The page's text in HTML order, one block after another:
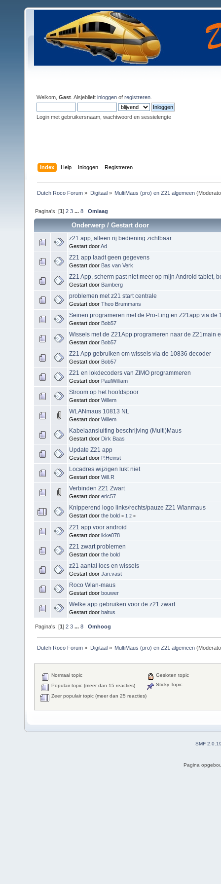
Welkom, Gast . Alsjeblieft inloggen of registreren
Login met gebruikersnaam, wachtwoord en sessielengte
Index Help Inloggen Registreren
Dutch Roco Forum » Digitaal» MultiMaus (pro) en Z21 algemeen
Pagina's: [1]2 3 ...8 Omlaag
Onderwerp /Gestart door
z21 app, alleen rij bediening zichtbaar
Gestart doorAd
Z21 app laadt geen gegevens
Gestart door Bas van Verk
Z21 App, scherm past niet meer op mijn Android tablet,
Gestart door Bamberg
problemen met z21 start centrale
Gestart door Theo Brummans
Seinen programeren met de Pro-Ling en Z21app via de
Gestart door Bob57
Wissels met de Z21App programeren naar de Z21main
Gestart door Bob57
Z21 App gebruiken om wissels via de 10836 decoder
Gestart door Bob57
Z21 en lokdecoders van ZIMO programmeren
Gestart door PaulWilliam
Stroom op het hoofdspoor
Gestart door Willem
WLANmaus 10813 NL
Gestart door Willem
Kabelaansluiting beschrijving (Multi)Maus
Gestart door Dirk Baas
Update Z21 app
Gestart door P.Heinst
Locadres wijzigen lukt niet
Gestart door Will.R
Verbinden Z21 Zwart
Gestart door eric57
Knipperend logo links/rechts/pauze Z21 Wlanmaus
Gestart door the bold « 1 2 »
Z21 app voor android
Gestart door ikke078
Z21 zwart problemen
Gestart door the bold
z21 aantal locs en wissels
Gestart door Jan.vast
Roco Wlan-maus
Gestart door bouwer
Welke app gebruiken voor de z21 zwart
Gestart door baltus
Pagina's: [1]2 3 ...8 Omhoog
Dutch Roco Forum » Digitaal» MultiMaus (pro) en Z21 algemeen
Normaal topic
Populair topic (meer dan 15 reacties)
Zeer populair topic (meer dan 25 reacties)
Gesloten topic
Sticky Topic
SMF
Pagina